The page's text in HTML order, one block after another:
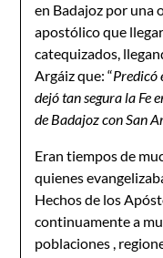
en Badajoz por una
apostólico que
catequizados,
Argáiz que: “Predicó
dejó tan segura la Fe
de Badajoz con San
Eran tiempos de
quienes
Hechos de los
continuamente a
poblaciones ,